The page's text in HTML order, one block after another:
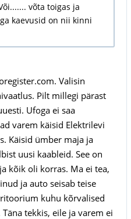
võta toigas ja
kaevusid on nii kinni
Valisin
Pilt millegi pärast
Ufoga ei saa
varem käisid Elektrilevi
Käisid ümber maja ja
uusi kaableid. See on
kõik oli korras. Ma ei tea,
ja auto seisab teise
kuhu kõrvalised
tekkis, eile ja varem ei